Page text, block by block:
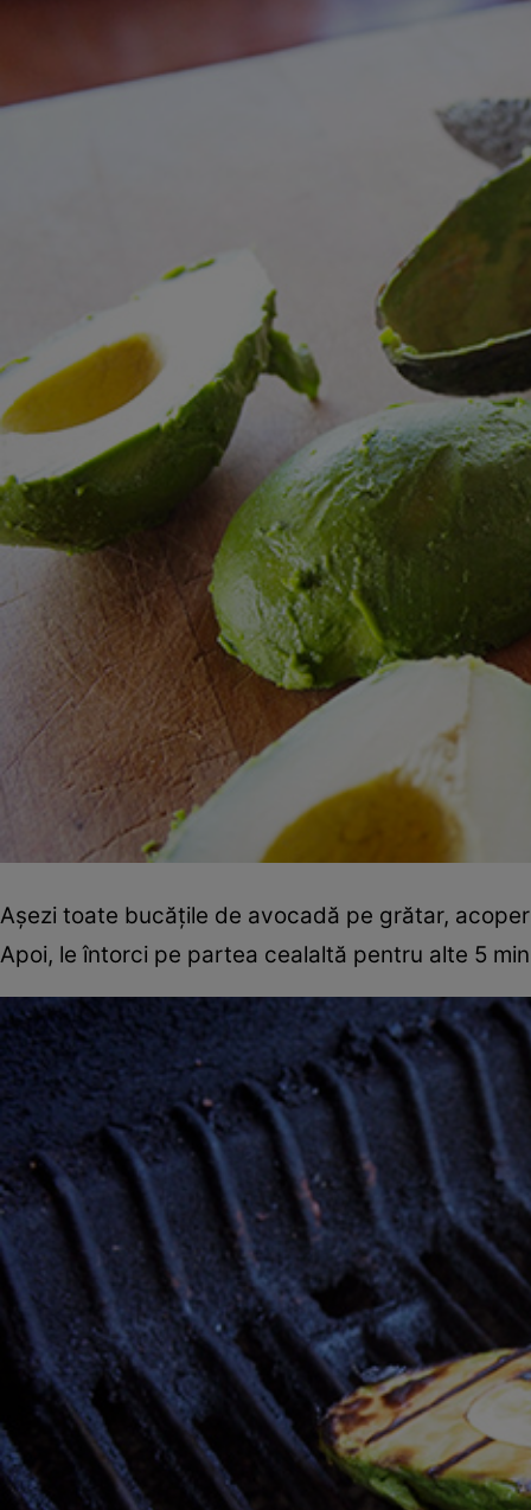
Aşezi toate bucăţile de avocadă pe grătar,
Apoi, le întorci pe partea cealaltă pentru alte 5